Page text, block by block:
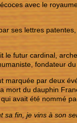
avec le
ses lettres
le futur cardinal,
fondateur
marquée par deux
mort du dauphin
avait été nommé
sa fin, je vins à son